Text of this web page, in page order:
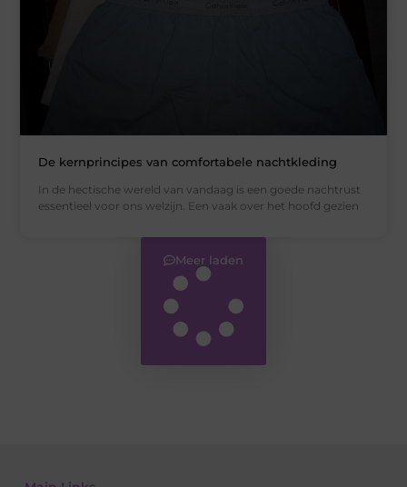
De kernprincipes van comfortabele nachtkleding
In de hectische wereld van vandaag is een goede nachtrust
essentieel voor ons welzijn. Een vaak over het hoofd gezien
Meer laden